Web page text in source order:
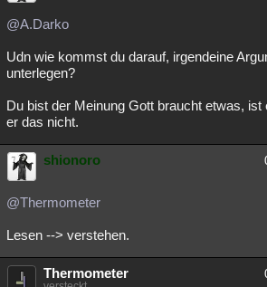
@A.Darko
Udn wie kommst du darauf, irgendeine
unterlegen?
Du bist der Meinung Gott braucht etwas, ist
er das nicht.
shionoro
@Thermometer
Lesen --> verstehen.
Thermometer